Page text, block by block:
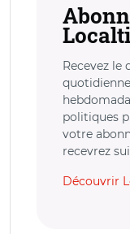
Recevez le
politiques
votre
recevrez
Découvrir